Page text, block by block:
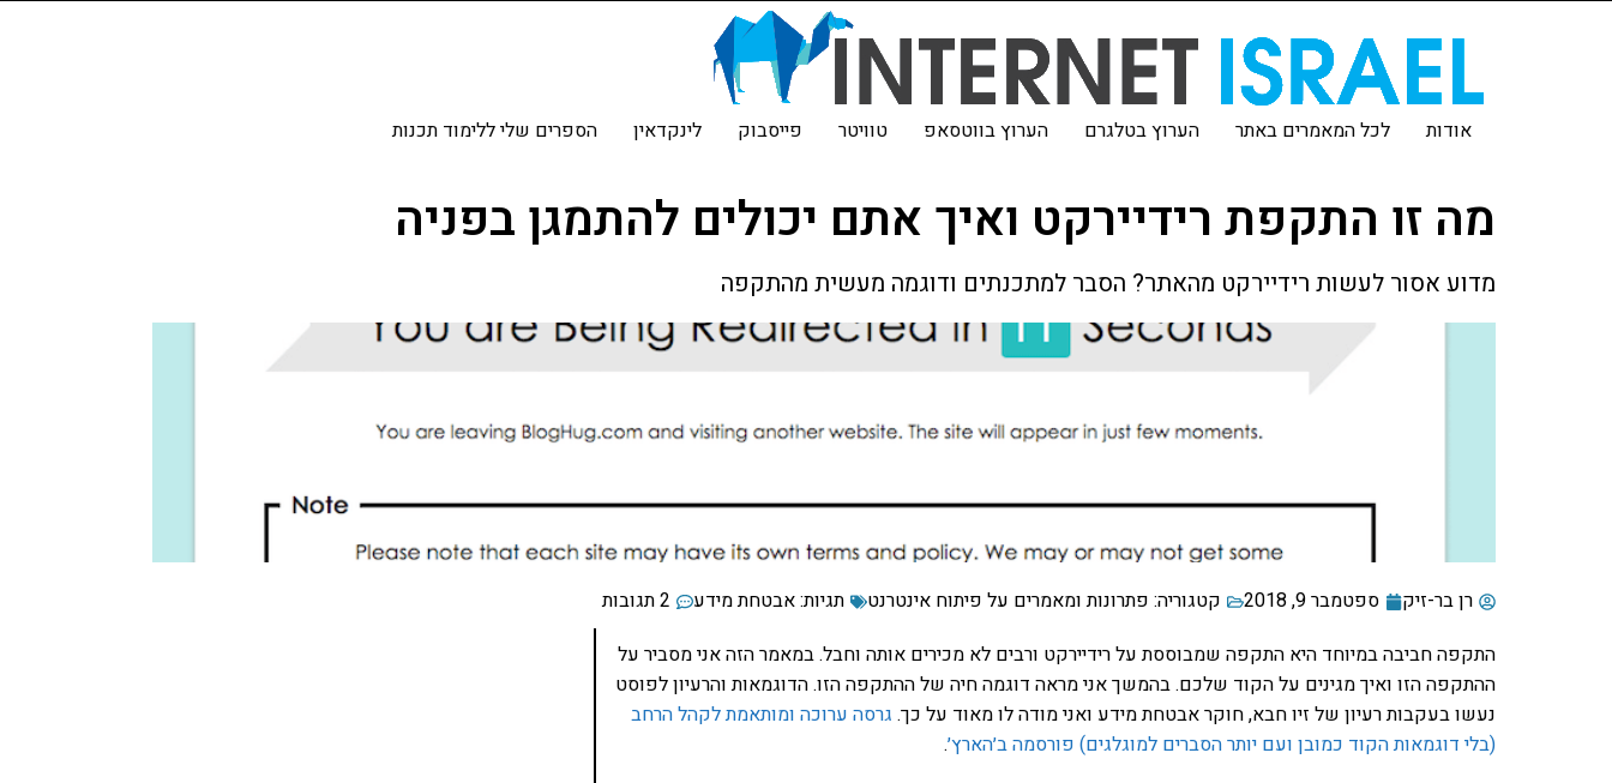
אודות לכל המאמרים באתר הערוץ בטלגרם הערוץ בווטסאפ טוויטר פייסבוק לינקדאין הספרים שלי ללימוד תכנות
מה זו התקפת רידיירקט ואיך אתם יכולים להתמגן בפניה
מדוע אסור לעשות רידיירקט מהאתר? הסבר למתכנתים ודוגמה מעשית מהתקפה
רן בר-זיק ספטמבר 9, 2018 קטגוריה: פתרונות ומאמרים על פיתוח אינטרנט תגיות:אבטחת מידע
2 תגובות
התקפה חביבה במיוחד היא התקפה שמבוססת על רידיירקט ורבים לא מכירים אותה וחבל. במאמר הזה אני מסביר על
ההתקפה הזו ואיך מגינים על הקוד שלכם. בהמשך אני מראה דוגמה חיה של ההתקפה הזו. הדוגמאות והרעיון לפוסט
נעשו בעקבות רעיון של זיו חבא, חוקר אבטחת מידע ואני מודה לו מאוד על כך. גרסה ערוכה ומותאמת לקהל הרחב
(בלי דוגמאות הקוד כמובן ועם יותר הסברים למוגלגים) פורסמה ב׳הארץ׳.